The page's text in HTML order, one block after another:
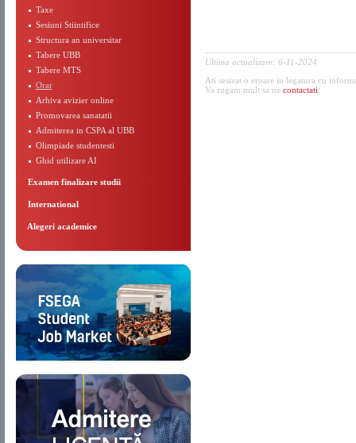
Taxe
Sesiuni Stiintifice
Structura an universitar
Tabere UBB
Tabere MTS
Orar
Arhiva avizier online
Promovarea sanatatii
Admiterea in CSPA al UBB
Olimpiade studentesti
Ghid utilizare AI
Examen finalizare studii
International
Alegeri academice
Ultima actualizare: 6-11-2024
Ati sesizat o eroare in legatura cu
Va rugam mult sa ne contactati